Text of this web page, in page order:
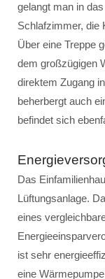
gelangt man in
Schlafzimmer, die
Über eine Treppe
dem großzügigen
direktem Zugang
beherbergt auch
befindet sich
Das
Lüftungsanlage.
eines
ist sehr
eine